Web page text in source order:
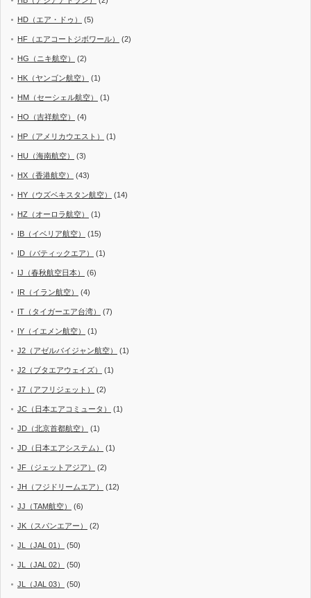
HD（エア・ドゥ） (5)
HF（エアコートジボワール） (2)
HG（ニキ航空） (2)
HK（ヤンゴン航空） (1)
HM（セーシェル航空） (1)
HO（吉祥航空） (4)
HP（アメリカウエスト） (1)
HU（海南航空） (3)
HX（香港航空） (43)
HY（ウズベキスタン航空） (14)
HZ（オーロラ航空） (1)
IB（イベリア航空） (15)
ID（バティックエア） (1)
IJ（春秋航空日本） (6)
IR（イラン航空） (4)
IT（タイガーエア台湾） (7)
IY（イエメン航空） (1)
J2（アゼルバイジャン航空） (1)
J2（ブタエアウェイズ） (1)
J7（アフリジェット） (2)
JC（日本エアコミュータ） (1)
JD（北京首都航空） (1)
JD（日本エアシステム） (1)
JF（ジェットアジア） (2)
JH（フジドリームエア） (12)
JJ（TAM航空） (6)
JK（スパンエアー） (2)
JL（JAL 01） (50)
JL（JAL 02） (50)
JL（JAL 03） (50)